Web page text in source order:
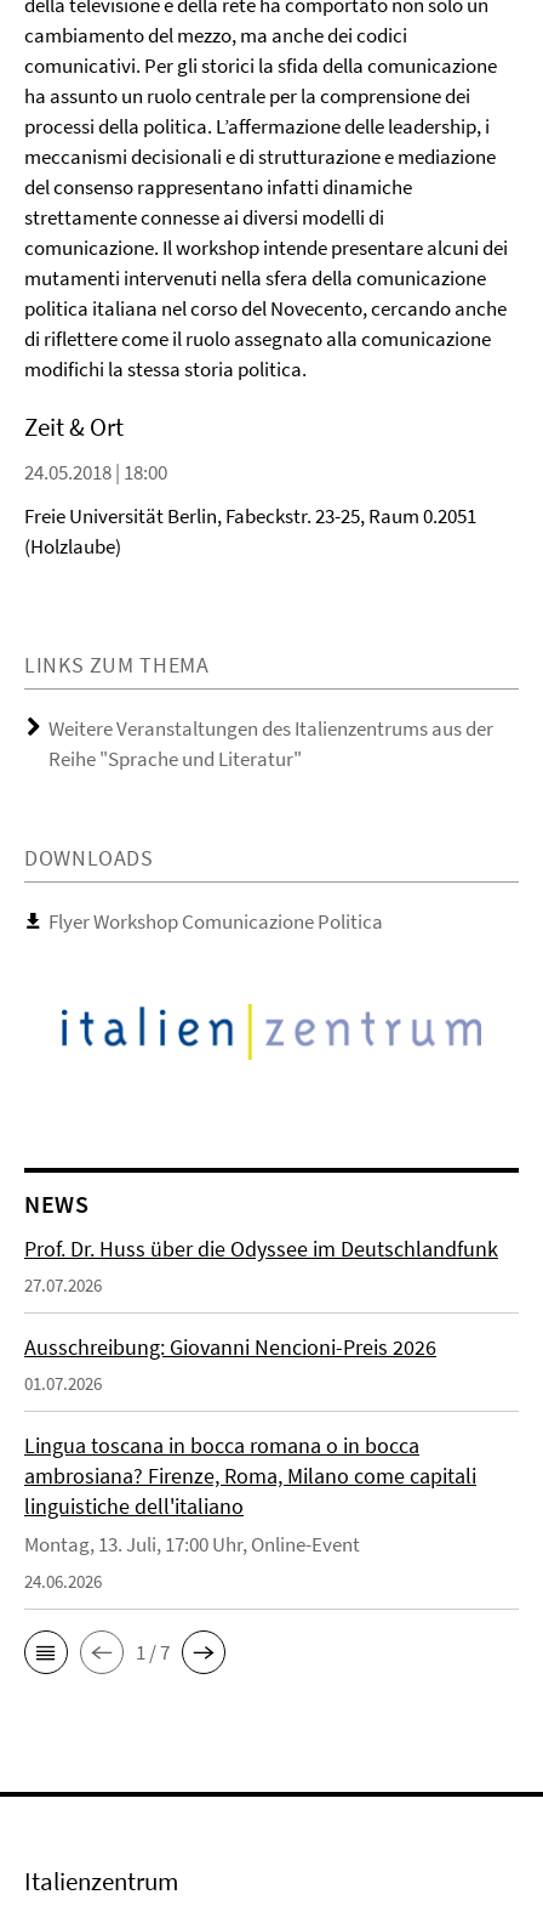
della televisione e della rete ha comportato non solo un
cambiamento del mezzo, ma anche dei codici
comunicativi. Per gli storici la sfida della comunicazione
ha assunto un ruolo centrale per la comprensione dei
processi della politica. L’affermazione delle leadership, i
meccanismi decisionali e di strutturazione e mediazione
del consenso rappresentano infatti dinamiche
strettamente connesse ai diversi modelli di
comunicazione. Il workshop intende presentare alcuni dei
mutamenti intervenuti nella sfera della comunicazione
politica italiana nel corso del Novecento, cercando anche
di riflettere come il ruolo assegnato alla comunicazione
modifichi la stessa storia politica.
Zeit & Ort
24.05.2018 | 18:00
Freie Universität Berlin, Fabeckstr. 23-25, Raum 0.2051
(Holzlaube)
LINKS ZUM THEMA
Weitere Veranstaltungen des Italienzentrums aus der
Reihe "Sprache und Literatur"
DOWNLOADS
Flyer Workshop Comunicazione Politica
NEWS
Prof. Dr. Huss über die Odyssee im Deutschlandfunk
27.07.2026
Ausschreibung: Giovanni Nencioni-Preis 2026
01.07.2026
Lingua toscana in bocca romana o in bocca
ambrosiana? Firenze, Roma, Milano come capitali
linguistiche dell'italiano
Montag, 13. Juli, 17:00 Uhr, Online-Event
24.06.2026
1 / 7
Italienzentrum